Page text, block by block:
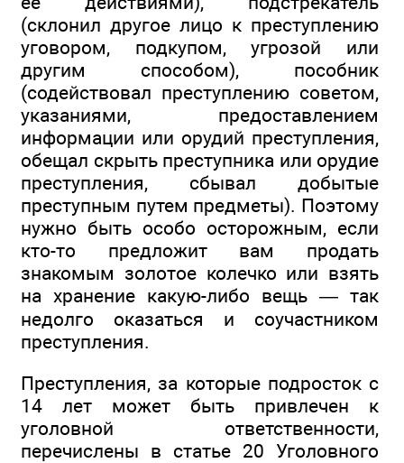
(склонил другое лицо к преступлению
уговором, подкупом, угрозой или
другим способом), пособник
(содействовал преступлению советом,
указаниями, предоставлением
информации или орудий преступления,
обещал скрыть преступника или орудие
преступления, сбывал добытые
преступным путем предметы). Поэтому
нужно быть особо осторожным, если
кто-то предложит вам продать
знакомым золотое колечко или взять
на хранение какую-либо вещь — так
недолго оказаться и соучастником
преступления.
Преступления, за которые подросток с
14 лет может быть привлечен к
уголовной ответственности,
перечислены в статье 20 Уголовного